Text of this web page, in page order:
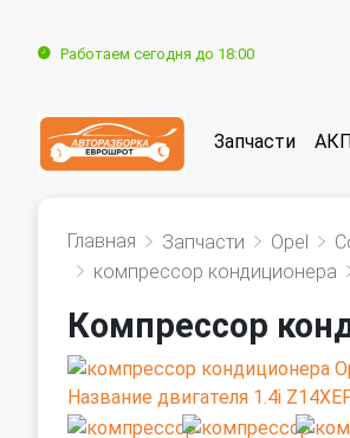
Работаем сегодня до 18:00
Запчасти
Главная Запчасти Opel
компрессор кондиционера
Компрессор